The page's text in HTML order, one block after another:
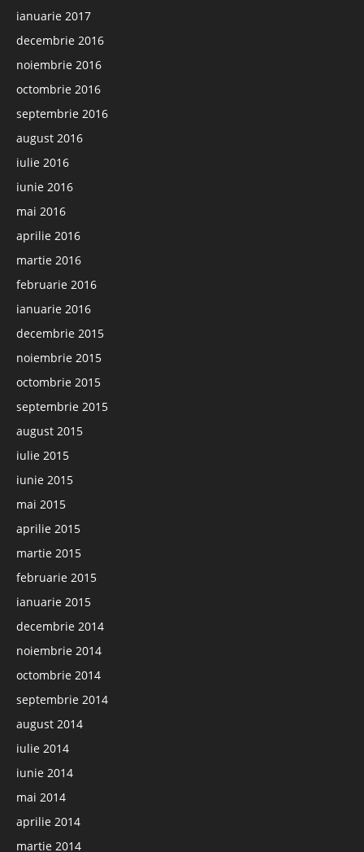
ianuarie 2017
decembrie 2016
noiembrie 2016
octombrie 2016
septembrie 2016
august 2016
iulie 2016
iunie 2016
mai 2016
aprilie 2016
martie 2016
februarie 2016
ianuarie 2016
decembrie 2015
noiembrie 2015
octombrie 2015
septembrie 2015
august 2015
iulie 2015
iunie 2015
mai 2015
aprilie 2015
martie 2015
februarie 2015
ianuarie 2015
decembrie 2014
noiembrie 2014
octombrie 2014
septembrie 2014
august 2014
iulie 2014
iunie 2014
mai 2014
aprilie 2014
martie 2014